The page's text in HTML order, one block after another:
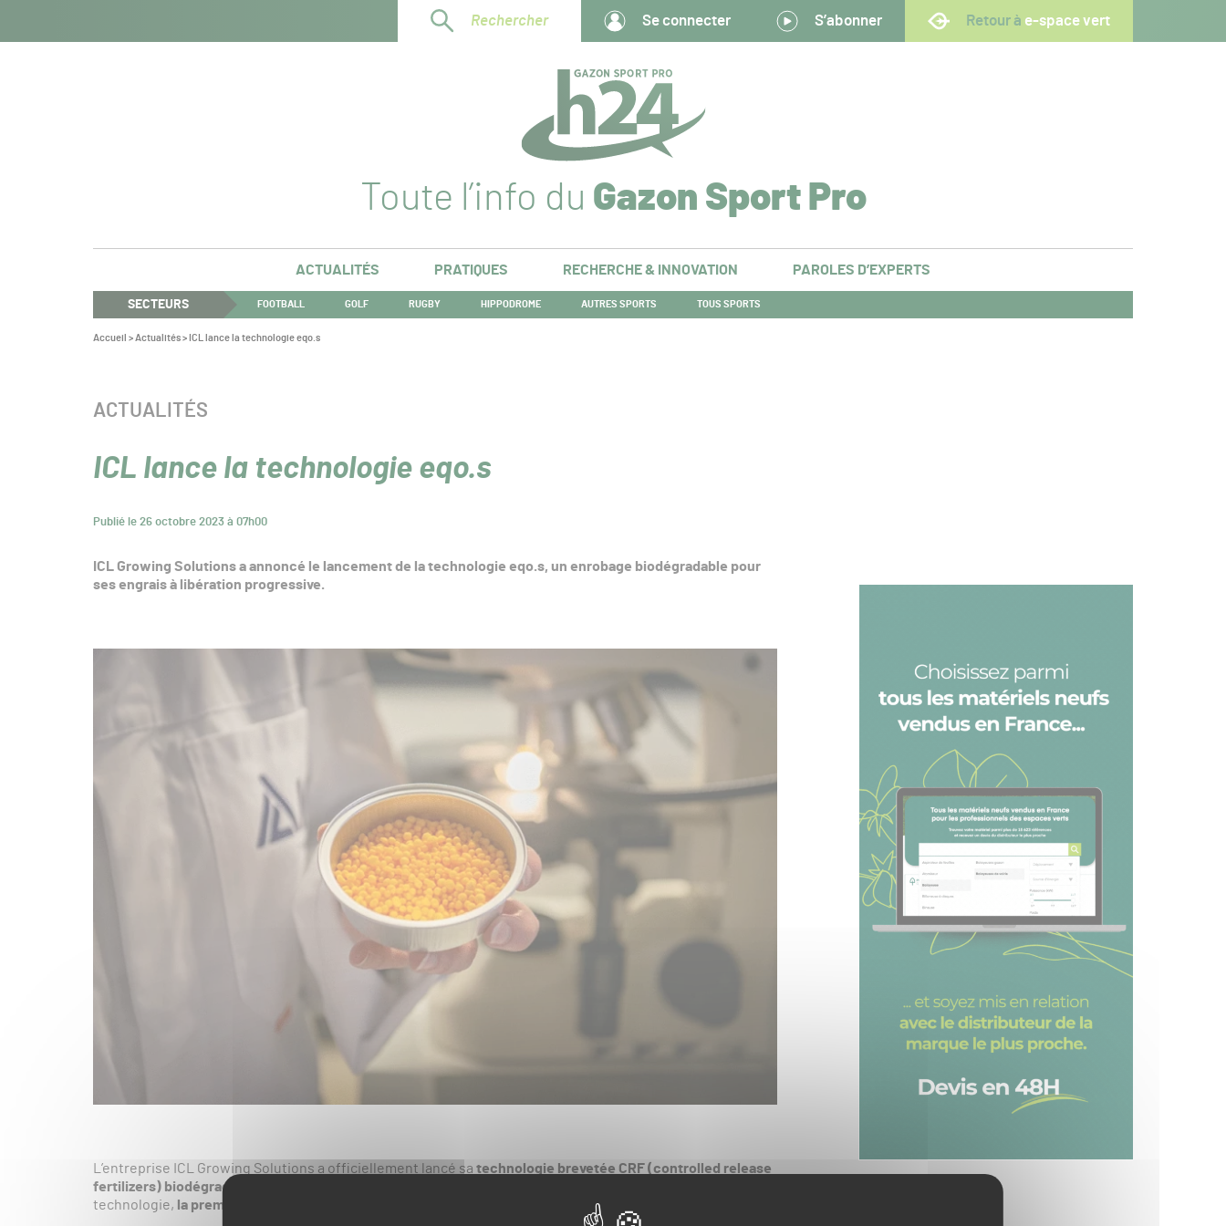
Rechercher Se connecter S’abonner Retour à e-space vert
Toute l’info du Gazon Sport Pro
ACTUALITÉS PRATIQUES RECHERCHE & INNOVATION PAROLES D’EXPERTS
SECTEURS FOOTBALL GOLF RUGBY HIPPODROME AUTRES SPORTS TOUS SPORTS
Vous
Accueil >Actualités> ICL lance la technologie eqo.s
ICL lance la technologie eqo.s
Publié le 26 octobre 2023 à 07h00
CATÉGORIE :
ACTUALITÉS
ICL Growing Solutions a annoncé le lancement de la technologie eqo.s, un enrobage biodégradable pour
ses engrais à libération progressive.
L’entreprise ICL Growing Solutions a officiellement lancé sa technologie brevetée CRF (controlled release
fertilizers) biodégradable pour le marché du gazon professionnel : eqo.s
technologie, la première biodégradable